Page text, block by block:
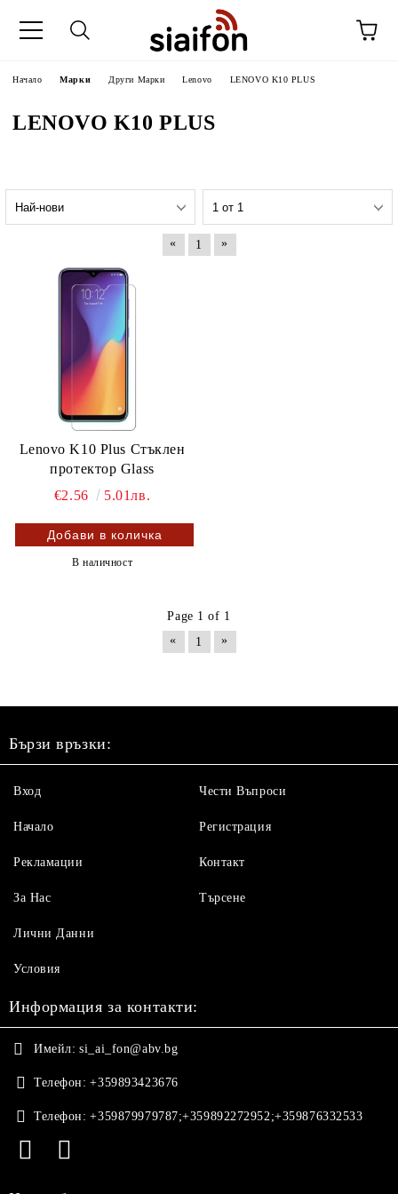
Начало Марки Други Марки Lenovo LENOVO K10 PLUS
LENOVO K10 PLUS
« 1 »
Lenovo K10 Plus Стъклен
протектор Glass
€2.56
5.01лв.
В наличност
Page 1 of 1
«
1 »
Бързи връзки:
Вход
Начало
Рекламации
За Нас
Чести Въпроси
Регистрация
Контакт
Търсене
Лични Данни
Условия
Информация за контакти:
Имейл: si_ai_fon@abv.bg
Телефон: +359893423676
Телефон: +359879979787;+359892272952;+359876332533